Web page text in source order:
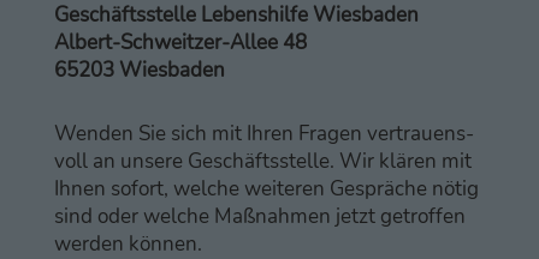
Geschäfts­stel­le Lebens­hil­fe Wiesbaden
Albert-Schweit­zer-Allee 48
65203 Wiesbaden
Wen­den Sie sich mit Ihren Fra­gen ver­trau­ens­
voll an unse­re Geschäfts­stel­le. Wir klä­ren mit
Ihnen sofort, wel­che wei­te­ren Gesprä­che nötig
sind oder wel­che Maß­nah­men jetzt getrof­fen
wer­den können.